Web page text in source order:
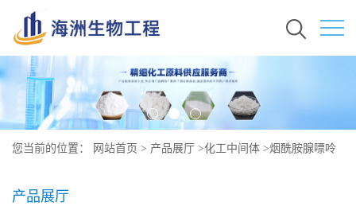
您当前的位置： 网站首页 > 产品展厅 >化工中间体 >烟酰胺腺嘌呤
产品展厅